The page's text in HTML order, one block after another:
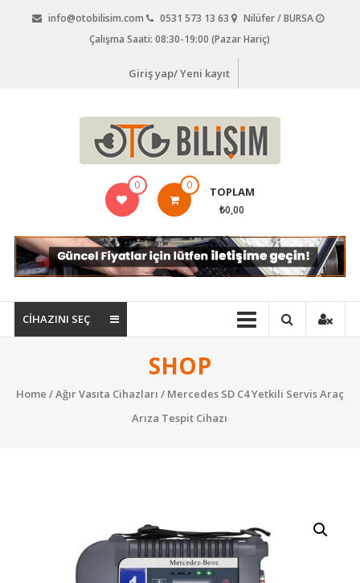
info@otobilisim.com 0531 573 13 63
Nilüfer / BURSA
Çalışma Saati: 08:30-19:00 (Pazar Hariç)
Giriş yap/ Yeni kayıt
Araç
Arıza
Tespit
Cihazları,
Performans
Yazılımları
0 0 TOPLAM
₺0,00
CİHAZINI SEÇ
SHOP
Home /Ağır Vasıta Cihazları / Mercedes SD C4 Yetkili Servis Araç
Arıza Tespit Cihazı